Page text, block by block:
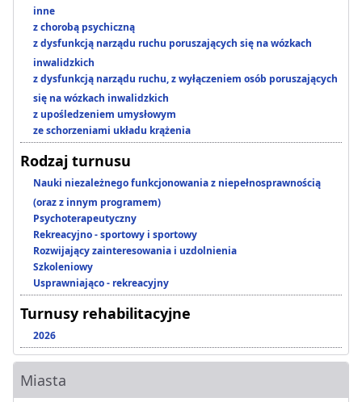
inne
z chorobą psychiczną
z dysfunkcją narządu ruchu poruszających się na wózkach
inwalidzkich
z dysfunkcją narządu ruchu, z wyłączeniem osób poruszających
się na wózkach inwalidzkich
z upośledzeniem umysłowym
ze schorzeniami układu krążenia
Rodzaj turnusu
Nauki niezależnego funkcjonowania z niepełnosprawnością
(oraz z innym programem)
Psychoterapeutyczny
Rekreacyjno - sportowy i sportowy
Rozwijający zainteresowania i uzdolnienia
Szkoleniowy
Usprawniająco - rekreacyjny
Turnusy rehabilitacyjne
2026
Miasta